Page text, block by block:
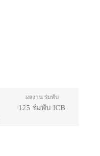
ผลงาน ร่มพับ
125 ร่มพับ ICB